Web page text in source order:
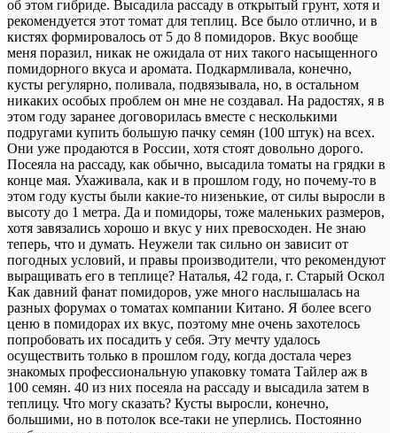
об этом гибриде. Высадила рассаду в открытый грунт, хотя и
рекомендуется этот томат для теплиц. Все было отлично, и в
кистях формировалось от 5 до 8 помидоров. Вкус вообще
меня поразил, никак не ожидала от них такого насыщенного
помидорного вкуса и аромата. Подкармливала, конечно,
кусты регулярно, поливала, подвязывала, но, в остальном
никаких особых проблем он мне не создавал. На радостях, я в
этом году заранее договорилась вместе с несколькими
подругами купить большую пачку семян (100 штук) на всех.
Они уже продаются в России, хотя стоят довольно дорого.
Посеяла на рассаду, как обычно, высадила томаты на грядки в
конце мая. Ухаживала, как и в прошлом году, но почему-то в
этом году кусты были какие-то низенькие, от силы выросли в
высоту до 1 метра. Да и помидоры, тоже маленьких размеров,
хотя завязались хорошо и вкус у них превосходен. Не знаю
теперь, что и думать. Неужели так сильно он зависит от
погодных условий, и правы производители, что рекомендуют
выращивать его в теплице? Наталья, 42 года, г. Старый Оскол
Как давний фанат помидоров, уже много наслышалась на
разных форумах о томатах компании Китано. Я более всего
ценю в помидорах их вкус, поэтому мне очень захотелось
попробовать их посадить у себя. Эту мечту удалось
осуществить только в прошлом году, когда достала через
знакомых профессиональную упаковку томата Тайлер аж в
100 семян. 40 из них посеяла на рассаду и высадила затем в
теплицу. Что могу сказать? Кусты выросли, конечно,
большими, но в потолок все-таки не уперлись. Постоянно